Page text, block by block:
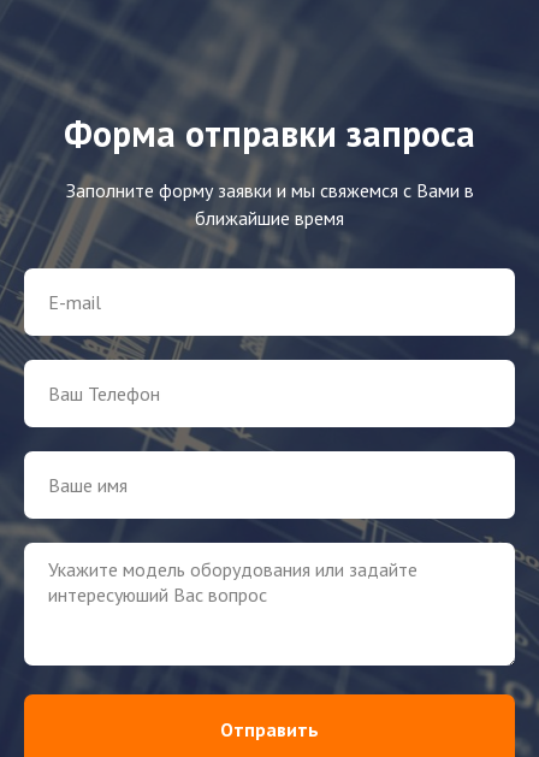
Форма отправки запроса
Заполните форму заявки и мы свяжемся с Вами в
ближайшие время
Отправить